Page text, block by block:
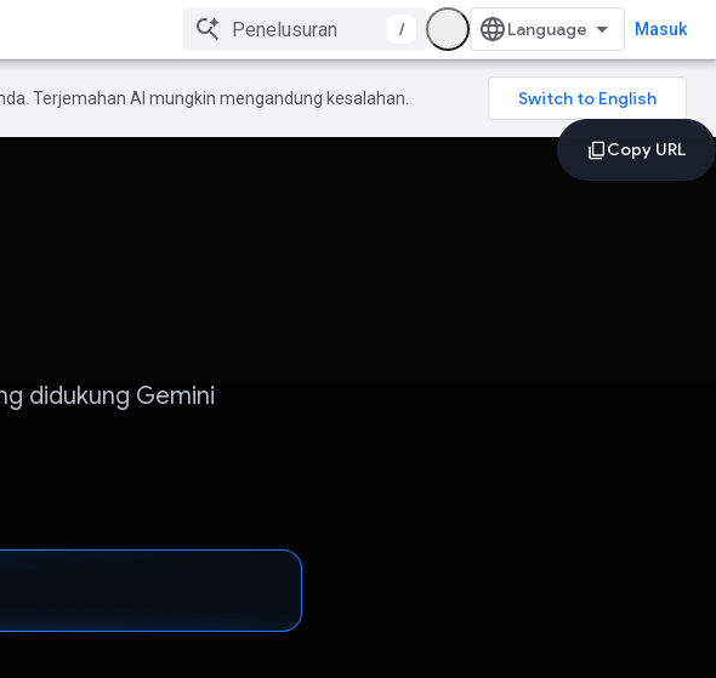
/ Masuk
Terjemahan AI mungkin mengandung kesalahan.
didukung Gemini